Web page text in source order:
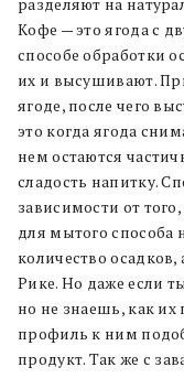
разделяют на
Кофе — это ягода с
способе обработки
их и высушивают.
ягоде, после чего
это когда ягода
нем остаются
сладость напитку.
зависимости от
для мытого способа
количество
Рике. Но даже если
но не знаешь, как
профиль к ним
продукт. Так же с